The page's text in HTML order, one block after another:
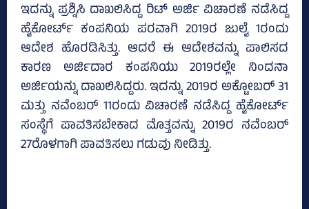
ಇದನ್ನು ಪ್ರಶ್ನಿಸಿ ದಾಖಲಿಸಿದ್ದ ರಿಟ್‌ ಅರ್ಜಿ ವಿಚಾರಣೆ ನಡೆಸಿದ್ದ
ಹೈಕೋರ್ಟ್‌ ಕಂಪನಿಯ ಪರವಾಗಿ 2019ರ ಜುಲೈ 1ರಂದು
ಆದೇಶ ಹೊರಡಿಸಿತ್ತು. ಆದರೆ ಈ ಆದೇಶವನ್ನು ಪಾಲಿಸದ
ಕಾರಣ ಅರ್ಜಿದಾರ ಕಂಪನಿಯು 2019ರಲ್ಲೇ ನಿಂದನಾ
ಅರ್ಜಿಯನ್ನು ದಾಖಲಿಸಿದ್ದರು. ಇದನ್ನು 2019ರ ಅಕ್ಟೋಬರ್‌ 31
ಮತ್ತು ನವೆಂಬರ್‌ 11ರಂದು ವಿಚಾರಣೆ ನಡೆಸಿದ್ದ ಹೈಕೋರ್ಟ್‌
ಸಂಸ್ಥೆಗೆ ಪಾವತಿಸಬೇಕಾದ ಮೊತ್ತವನ್ನು 2019ರ ನವೆಂಬರ್‌
27ರೊಳಗಾಗಿ ಪಾವತಿಸಲು ಗಡುವು ನೀಡಿತ್ತು.